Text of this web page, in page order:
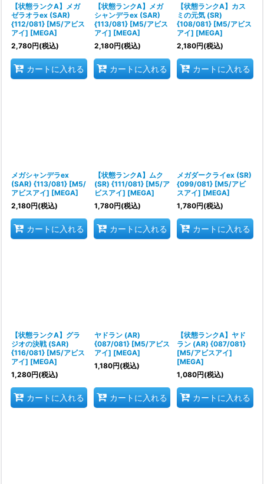
【状態ランクA】メガ
ゼラオラex (SAR)
{112/081} [M5/アビス
アイ] [MEGA]
2,780円(税込)
カートに入れる
【状態ランクA】メガ
シャンデラex (SAR)
{113/081} [M5/アビス
アイ] [MEGA]
2,180円(税込)
カートに入れる
【状態ランクA】カス
ミの元気 (SR)
{108/081} [M5/アビス
アイ] [MEGA]
2,180円(税込)
カートに入れる
メガシャンデラex
(SAR) {113/081} [M5/
アビスアイ] [MEGA]
2,180円(税込)
カートに入れる
【状態ランクA】ムク
(SR) {111/081} [M5/ア
ビスアイ] [MEGA]
1,780円(税込)
カートに入れる
メガダークライex (SR)
{099/081} [M5/アビ
スアイ] [MEGA]
1,780円(税込)
カートに入れる
【状態ランクA】グラ
ジオの決戦 (SAR)
{116/081} [M5/アビス
アイ] [MEGA]
1,280円(税込)
カートに入れる
ヤドラン (AR)
{087/081} [M5/アビス
アイ] [MEGA]
1,180円(税込)
カートに入れる
【状態ランクA】ヤド
ラン (AR) {087/081}
[M5/アビスアイ]
[MEGA]
1,080円(税込)
カートに入れる